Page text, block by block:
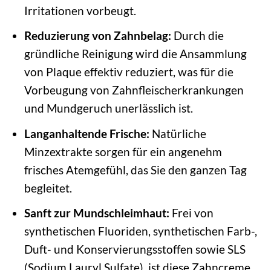
Irritationen vorbeugt.
Reduzierung von Zahnbelag: Durch die
gründliche Reinigung wird die Ansammlung
von Plaque effektiv reduziert, was für die
Vorbeugung von Zahnfleischerkrankungen
und Mundgeruch unerlässlich ist.
Langanhaltende Frische: Natürliche
Minzextrakte sorgen für ein angenehm
frisches Atemgefühl, das Sie den ganzen Tag
begleitet.
Sanft zur Mundschleimhaut: Frei von
synthetischen Fluoriden, synthetischen Farb-,
Duft- und Konservierungsstoffen sowie SLS